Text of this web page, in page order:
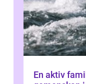
En aktiv